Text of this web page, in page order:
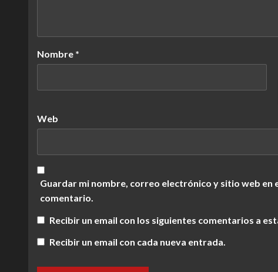
Nombre *
Web
Guardar mi nombre, correo electrónico y sitio web en
comentario.
Recibir un email con los siguientes comentarios a
Recibir un email con cada nueva entrada.